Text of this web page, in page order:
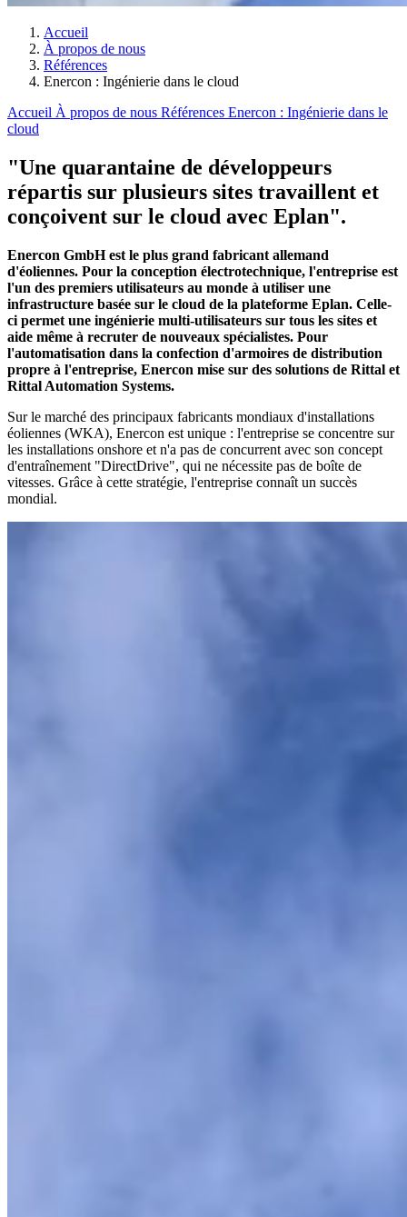
Accueil
À propos de nous
Références
Enercon : Ingénierie dans le cloud
Accueil À propos de nous Références Enercon : Ingénierie dans le
cloud
"Une quarantaine de développeurs
répartis sur plusieurs sites travaillent et
conçoivent sur le cloud avec Eplan".
Enercon GmbH est le plus grand fabricant allemand
d'éoliennes. Pour la conception électrotechnique, l'entreprise est
l'un des premiers utilisateurs au monde à utiliser une
infrastructure basée sur le cloud de la plateforme Eplan. Celle-
ci permet une ingénierie multi-utilisateurs sur tous les sites et
aide même à recruter de nouveaux spécialistes. Pour
l'automatisation dans la confection d'armoires de distribution
propre à l'entreprise, Enercon mise sur des solutions de Rittal et
Rittal Automation Systems.
Sur le marché des principaux fabricants mondiaux d'installations
éoliennes (WKA), Enercon est unique : l'entreprise se concentre sur
les installations onshore et n'a pas de concurrent avec son concept
d'entraînement "DirectDrive", qui ne nécessite pas de boîte de
vitesses. Grâce à cette stratégie, l'entreprise connaît un succès
mondial.